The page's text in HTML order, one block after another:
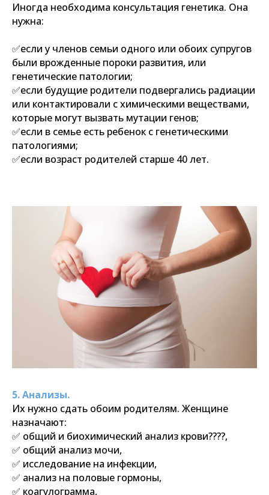
Иногда необходима консультация генетика. Она
нужна:
✅если у членов семьи одного или обоих супругов
были врожденные пороки развития, или
генетические патологии;
✅если будущие родители подвергались радиации
или контактировали с химическими веществами,
которые могут вызвать мутации генов;
✅если в семье есть ребенок с генетическими
патологиями;
✅если возраст родителей старше 40 лет.
5. Анализы.
Их нужно сдать обоим родителям. Женщине
назначают:
✅ общий и биохимический анализ крови????,
✅ общий анализ мочи,
✅ исследование на инфекции,
✅ анализ на половые гормоны,
✅ коагулограмма,
Акции
Врачи
для детей и их родителей